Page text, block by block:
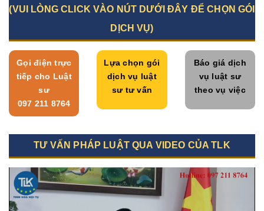
(VUI LÒNG CLICK VÀO NÚT DƯỚI ĐÂY ĐỂ CHỌN GÓI
DỊCH VỤ)
Gọi điện trực
tiếp cho Luật
sư
097 211 8764
Lựa chọn gói
dịch vụ luật
sư tư vấn
Báo giá dịch
vụ luật sư
theo vụ việc
TƯ VẤN PHÁP LUẬT QUA VIDEO CỦA TLK